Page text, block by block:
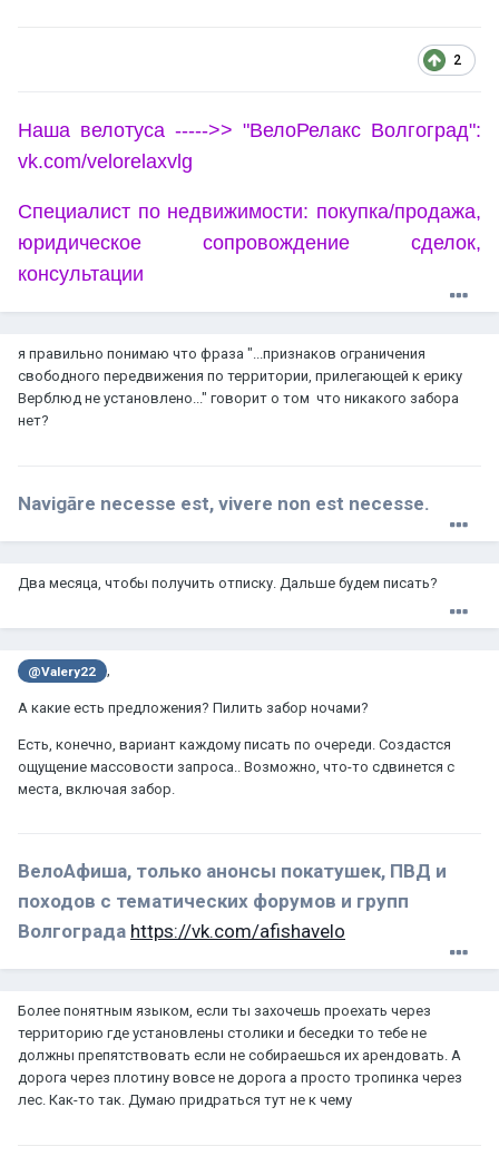
2
Наша велотуса ----->> "ВелоРелакс Волгоград":
vk.com/velorelaxvlg
Специалист по недвижимости: покупка/продажа,
юридическое сопровождение сделок,
консультации
я правильно понимаю что фраза "...признаков ограничения
свободного передвижения по территории, прилегающей к ерику
Верблюд не установлено..." говорит о том что никакого забора
нет?
Navigāre necesse est, vivere non est necesse.
Два месяца, чтобы получить отписку. Дальше будем писать?
@Valery22 ,
А какие есть предложения? Пилить забор ночами?
Есть, конечно, вариант каждому писать по очереди. Создастся
ощущение массовости запроса.. Возможно, что-то сдвинется с
места, включая забор.
ВелоАфиша, только анонсы покатушек, ПВД и
походов с тематических форумов и групп
Волгограда https://vk.com/afishavelo
Более понятным языком, если ты захочешь проехать через
территорию где установлены столики и беседки то тебе не
должны препятствовать если не собираешься их арендовать. А
дорога через плотину вовсе не дорога а просто тропинка через
лес. Как-то так. Думаю придраться тут не к чему